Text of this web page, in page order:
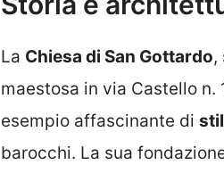
La Chiesa di San Gottardo,
maestosa in via Castello n.
esempio affascinante di
barocchi. La sua